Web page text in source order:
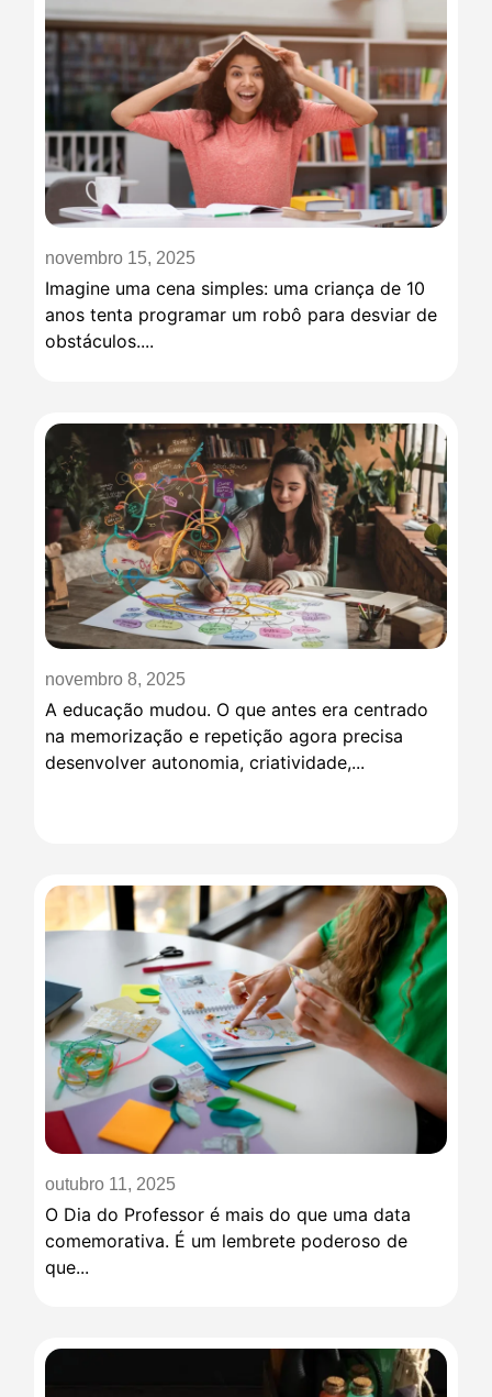
novembro 15, 2025
Imagine uma cena simples: uma criança de 10
anos tenta programar um robô para desviar de
obstáculos....
novembro 8, 2025
A educação mudou. O que antes era centrado
na memorização e repetição agora precisa
desenvolver autonomia, criatividade,...
outubro 11, 2025
O Dia do Professor é mais do que uma data
comemorativa. É um lembrete poderoso de
que...